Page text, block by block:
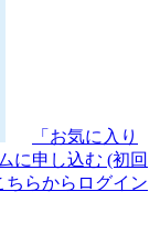
「お気に入り
に申し込む (初回
ちらからログイン